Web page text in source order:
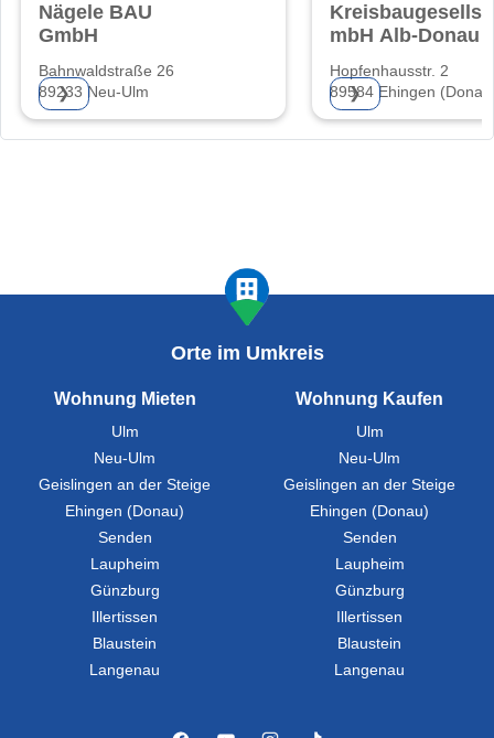
Nägele BAU
GmbH
Bahnwaldstraße 26
89233 Neu-Ulm
❯
mbH Alb-Donau
Hopfenhausstr. 2
89584 Ehingen
❯
Orte im Umkreis
Wohnung Mieten
Ulm
Neu-Ulm
Geislingen an der Steige
Ehingen (Donau)
Senden
Laupheim
Günzburg
Illertissen
Blaustein
Langenau
Wohnung Kaufen
Ulm
Neu-Ulm
Geislingen an der Steige
Ehingen (Donau)
Senden
Laupheim
Günzburg
Illertissen
Blaustein
Langenau